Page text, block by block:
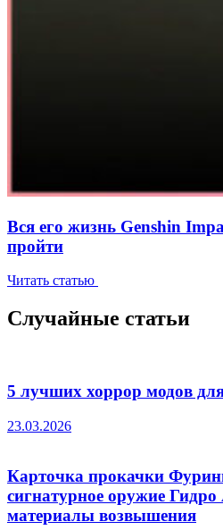
Вся его жизнь Genshin
пройти
Читать статью
Случайные статьи
5 лучших хоррор модов
23.03.2026
Карточка прокачки
сигнатурное оружие Гидро
материалы возвышения